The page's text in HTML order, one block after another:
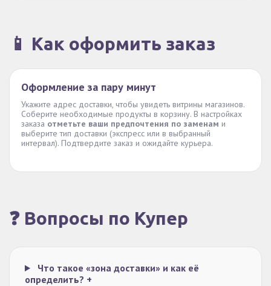
📱 Как оформить заказ
Оформление за пару минут
Укажите адрес доставки, чтобы увидеть витрины магазинов.
Соберите необходимые продукты в корзину. В настройках
заказа отметьте ваши предпочтения по заменам и
выберите тип доставки (экспресс или в выбранный
интервал). Подтвердите заказ и ожидайте курьера.
❓ Вопросы по Купер
Что такое «зона доставки» и как её
определить? +